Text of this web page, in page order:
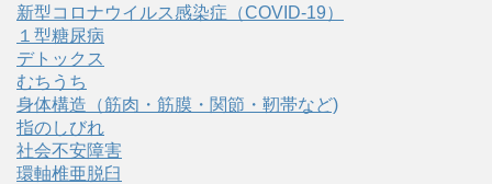
新型コロナウイルス感染症（COVID‑19）
１型糖尿病
デトックス
むちうち
身体構造（筋肉・筋膜・関節・靭帯など)
指のしびれ
社会不安障害
環軸椎亜脱臼